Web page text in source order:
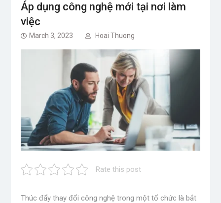
Áp dụng công nghệ mới tại nơi làm
việc
March 3, 2023 Hoai Thuong
Rate this post
Thúc đẩy thay đổi công nghệ trong một tổ chức là bắt